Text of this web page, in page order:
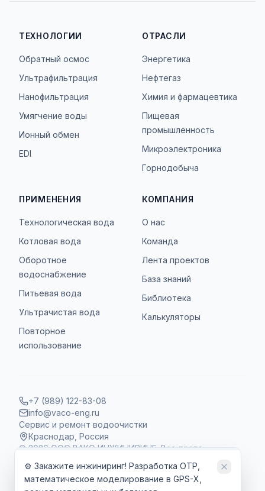
⚙️ Закажите инжиниринг! Разработка ОТР,
математическое моделирование в GPS-X,
ТЕХНОЛОГИИ
Обратный осмос
Ультрафильтрация
Нанофильтрация
Умягчение воды
Ионный обмен
EDI
ОТРАСЛИ
Энергетика
Нефтегаз
Химия и фармацевтика
Пищевая
промышленность
Микроэлектроника
Горнодобыча
ПРИМЕНЕНИЯ
Технологическая вода
Котловая вода
Оборотное
водоснабжение
Питьевая вода
Ультрачистая вода
Повторное
использование
КОМПАНИЯ
О нас
Команда
Лента проектов
База знаний
Библиотека
Калькуляторы
+7 (989) 122-83-08
info@vaco-eng.ru
Сервис и ремонт водоочистки
Краснодар, Россия
©2026ООО ВАКО ИНЖИНИРИНГ. Все права